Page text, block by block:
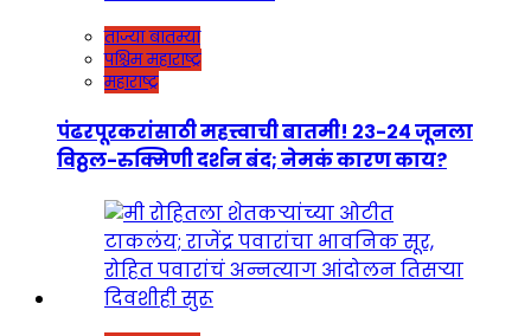
ताज्या बातम्या
पश्चिम महाराष्ट्र
महाराष्ट्र
पंढरपूरकरांसाठी महत्त्वाची बातमी! २३-२४ जूनला
विठ्ठल-रुक्मिणी दर्शन बंद; नेमकं कारण काय?